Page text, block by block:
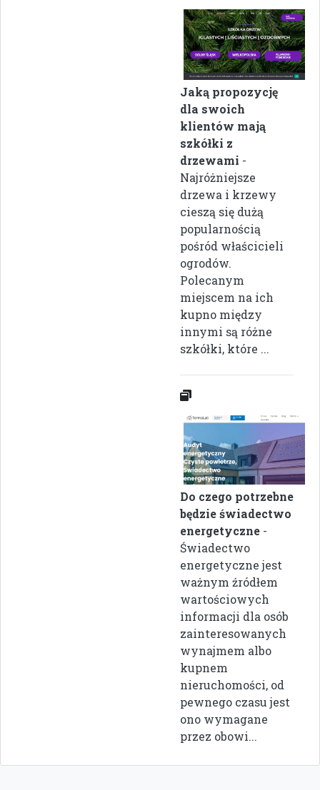
Jaką propozycję
dla swoich
klientów mają
szkółki z
drzewami -
Najróżniejsze
drzewa i krzewy
cieszą się dużą
popularnością
pośród właścicieli
ogrodów.
Polecanym
miejscem na ich
kupno między
innymi są różne
szkółki, które ...
Do czego potrzebne
będzie świadectwo
energetyczne -
Świadectwo
energetyczne jest
ważnym źródłem
wartościowych
informacji dla osób
zainteresowanych
wynajmem albo
kupnem
nieruchomości, od
pewnego czasu jest
ono wymagane
przez obowi...